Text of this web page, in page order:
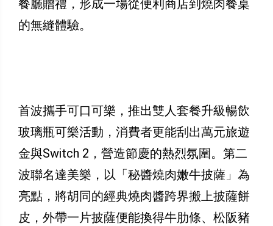
餐廳贈禮，形成一場從便利商店到燒肉餐桌
的無縫體驗。
首波攜手可口可樂，推出雙人套餐升級暢飲
玻璃瓶可樂活動，消費者更能刮出萬元旅遊
金與Switch 2，營造節慶的熱烈氛圍。第二
波聯名達美樂，以「秘醬燒肉嫩牛披薩」為
亮點，將胡同的經典燒肉醬跨界搬上披薩餅
皮，外帶一片披薩便能換得牛肋條、松阪豬